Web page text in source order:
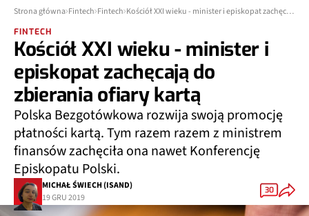
Strona główna Fintech Fintech Kościół XXI wieku - minister i episkopat zachęcają do zbierania ofiary kartą
FINTECH
Kościół XXI wieku - minister i
episkopat zachęcają do
zbierania ofiary kartą
Polska Bezgotówkowa rozwija swoją promocję
płatności kartą. Tym razem razem z ministrem
finansów zachęciła ona nawet Konferencję
Episkopatu Polski.
MICHAŁ ŚWIECH (ISAND)
19 GRU 2019
30